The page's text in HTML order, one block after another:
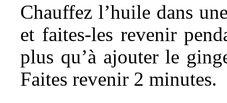
Chauffez l’huile dans
et faites-les revenir
plus qu’à ajouter le
Faites revenir 2 minutes.